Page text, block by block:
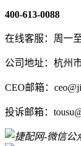
400-613-0088
在线客服：周一
公司地址：杭州
CEO邮箱：
投诉邮箱：